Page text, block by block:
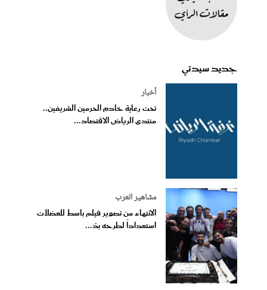
جديد سيدتي
أخبار
تحت رعاية خادم الحرمين الشريفين..
منتدى الرياض الاقتصاد...
مشاهير العرب
الانتهاء من تصوير فيلم باسط للعضلات
استعداداً لطرحه بدُ...